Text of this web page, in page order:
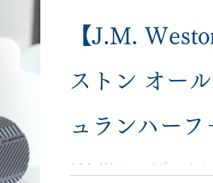
【J.M.
ストン オー
ュランハーフ
工（埼玉 大
J.M. Weston（ジェイエ